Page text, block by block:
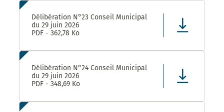
Délibération N°23 Conseil Municipal
du 29 juin 2026
PDF - 362,78 Ko
Délibération N°24 Conseil Municipal
du 29 juin 2026
PDF - 348,69 Ko